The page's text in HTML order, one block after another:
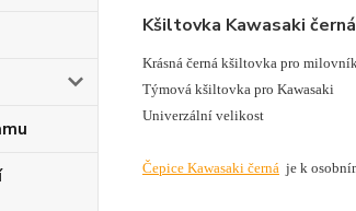
Kšiltovka Kawasaki černá
Krásná černá kšiltovka pro
Týmová kšiltovka pro Kawasaki
Univerzální velikost
Čepice Kawasaki černá je k